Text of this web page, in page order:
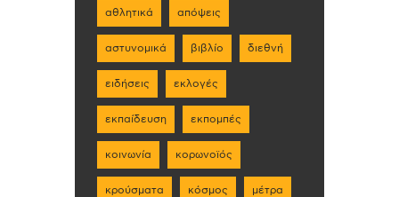
αθλητικά απόψεις
αστυνομικά βιβλίο διεθνή
ειδήσεις εκλογές
εκπαίδευση εκπομπές
κοινωνία κορωνοϊός
κρούσματα κόσμος μέτρα